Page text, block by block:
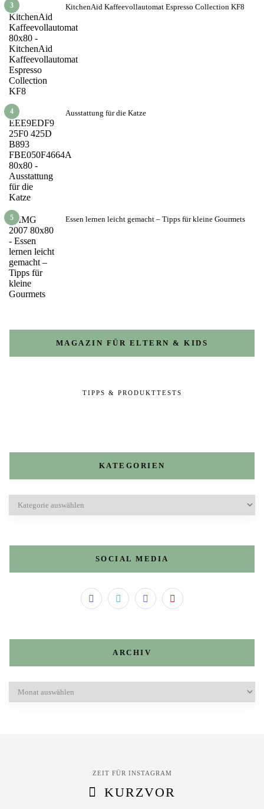
3 KitchenAid Kaffeevollautomat Espresso Collection KF8
4 Ausstattung für die Katze
5 Essen lernen leicht gemacht – Tipps für kleine Gourmets
MAGAZIN FÜR ELTERN & KIDS
TIPPS & PRODUKTTESTS
KATEGORIEN
SOCIAL MEDIA
ARCHIV
ZEIT FÜR INSTAGRAM
KURZVOR